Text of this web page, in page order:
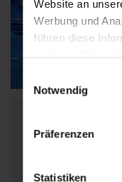
Website an
Werbung und
führen diese
weiteren Daten
Nutzung der
Notwendig
Präferenzen
Statistiken
Alles
für Ihren